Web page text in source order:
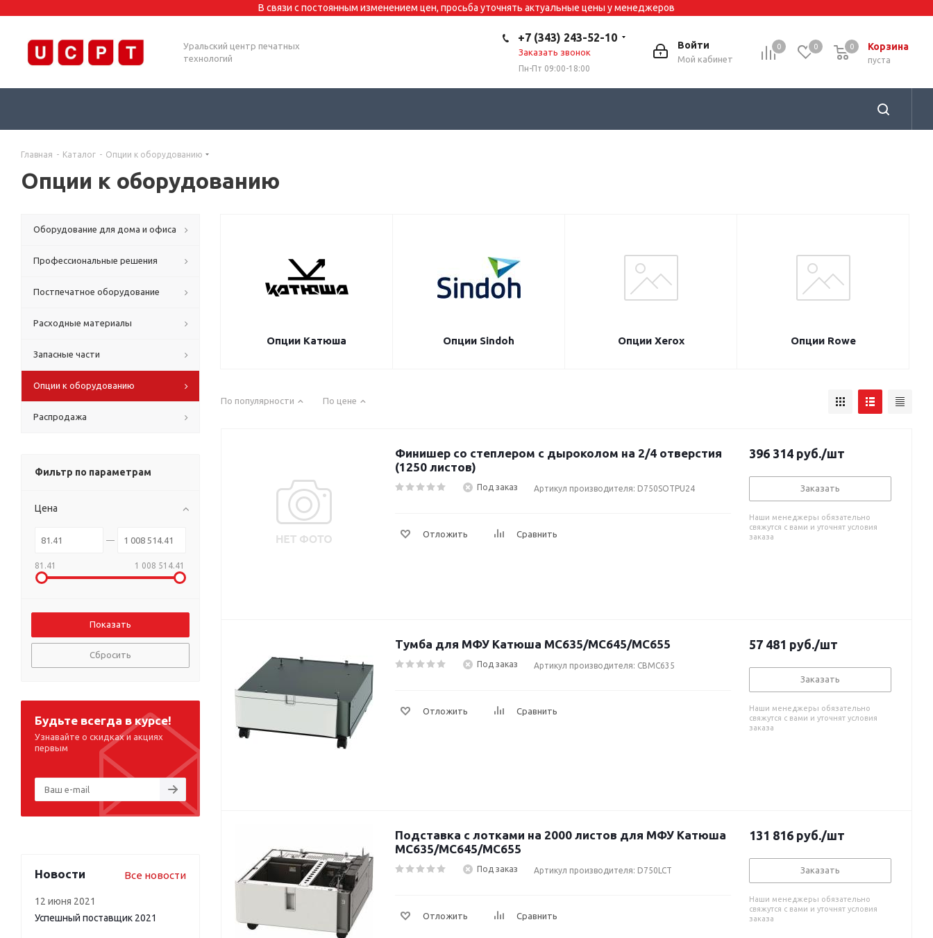
В связи с постоянным изменением цен, просьба уточнять актуальные цены у менеджеров
Уральский центр печатных
технологий
0 0 Корзина
0
пуста
0
Войти
Мой кабинет
+7 (343) 243-52-10
Заказать звонок
Пн-Пт 09:00-18:00
Главная - Каталог - Опции к оборудованию
Опции к оборудованию
Опции Катюша Опции Sindoh Опции Xerox Опции Rowe
По популярности По цене
Финишер со степлером с дыроколом на 2/4 отверстия
(1250 листов)
Под заказ Артикул производителя: D750SOTPU24
Отложить Сравнить
396 314 руб./шт
Заказать
Наши менеджеры обязательно
свяжутся с вами и уточнят условия
заказа
Тумба для МФУ Катюша MC635/MC645/MC655
Под заказ Артикул производителя: CBMC635
Отложить Сравнить
57 481 руб./шт
Заказать
Наши менеджеры обязательно
свяжутся с вами и уточнят условия
заказа
Подставка с лотками на 2000 листов для МФУ Катюша
MC635/MC645/MC655
Под заказ Артикул производителя: D750LCT
Отложить Сравнить
131 816 руб./шт
Заказать
Наши менеджеры обязательно
свяжутся с вами и уточнят условия
заказа
Оборудование для дома и офиса
Профессиональные решения
Постпечатное оборудование
Расходные материалы
Запасные части
Опции к оборудованию
Распродажа
Фильтр по параметрам
Цена
81.41 1 008 514.41
Сбросить
Будьте всегда в курсе!
Узнавайте о скидках и акциях
первым
Новости Все новости
12 июня 2021
Успешный поставщик 2021